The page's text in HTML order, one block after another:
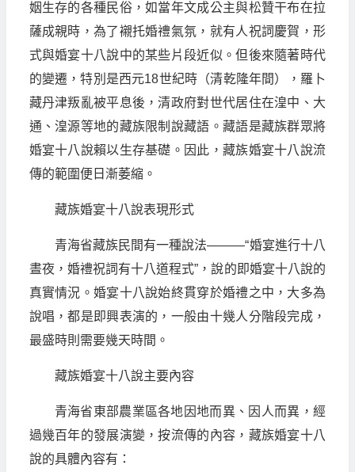
姻生存的各種民俗，如當年文成公主與松贊干布在拉
薩成親時，為了襯托婚禮氣氛，就有人祝詞慶賀，形
式與婚宴十八說中的某些片段近似。但後來隨著時代
的變遷，特別是西元18世紀時（清乾隆年間），羅卜
藏丹津叛亂被平息後，清政府對世代居住在湟中、大
通、湟源等地的藏族限制說藏語。藏語是藏族群眾將
婚宴十八說賴以生存基礎。因此，藏族婚宴十八說流
傳的範圍便日漸萎縮。
藏族婚宴十八說表現形式
青海省藏族民間有一種說法———“婚宴進行十八
晝夜，婚禮祝詞有十八道程式”，說的即婚宴十八說的
真實情況。婚宴十八說始終貫穿於婚禮之中，大多為
說唱，都是即興表演的，一般由十幾人分階段完成，
最盛時則需要幾天時間。
藏族婚宴十八說主要內容
青海省東部農業區各地因地而異、因人而異，經
過幾百年的發展演變，按流傳的內容，藏族婚宴十八
說的具體內容有：